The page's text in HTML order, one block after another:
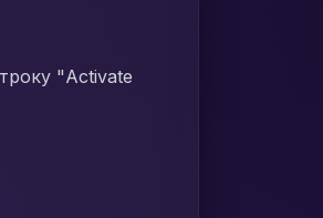
"Activate